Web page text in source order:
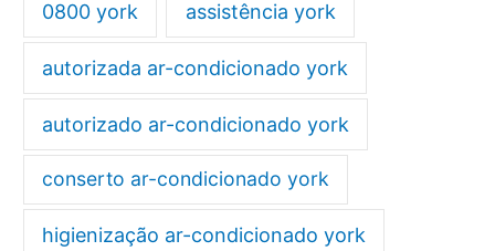
0800 york assistência york
autorizada ar-condicionado york
autorizado ar-condicionado york
conserto ar-condicionado york
higienização ar-condicionado york